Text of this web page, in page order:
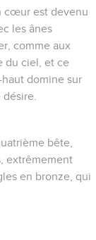
cœur est devenu
les ânes
comme aux
du ciel, et ce
domine sur
bête,
extrêmement
en bronze, qui